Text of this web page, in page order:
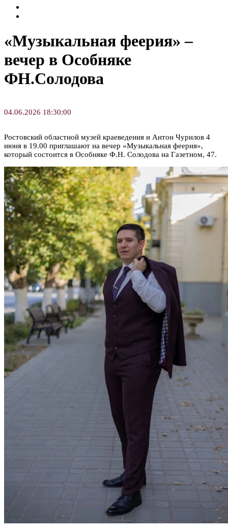
«Музыкальная феерия» –
вечер в Особняке
ФН.Солодова
04.06.2026 18:30:00
Ростовский областной музей краеведения и Антон Чурилов 4
июня в 19.00 приглашают на вечер «Музыкальная феерия»,
который состоится в Особняке Ф.Н. Солодова на Газетном, 47.